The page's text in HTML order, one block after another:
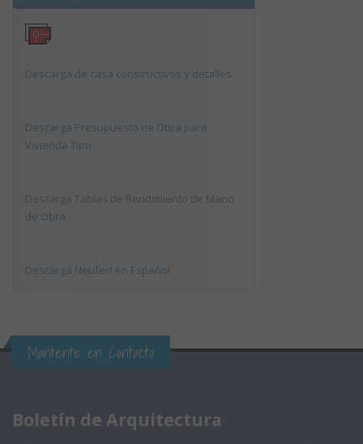
Descarga de casa constructivos y detalles
Descarga Presupuesto de Obra para
Vivienda Tipo
Descarga Tablas de Rendimiento de Mano
de Obra
Descarga Neufert en Español
Mantente en Contacto
Boletín de Arquitectura